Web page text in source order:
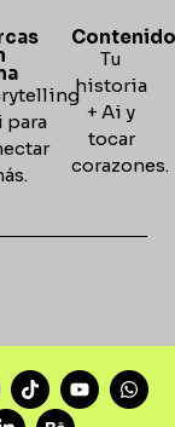
para
Tu
historia
+ Ai y
tocar